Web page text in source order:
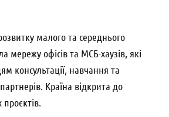
малого та середнього
мережу офісів та МСБ-хаузів, які
консультації, навчання та
Країна відкрита до
проєктів.